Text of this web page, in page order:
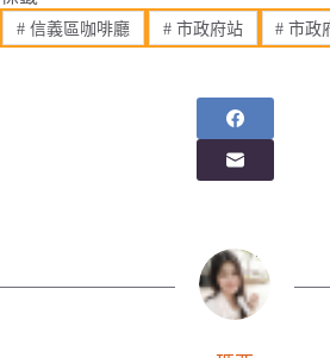
#信義區咖啡廳 #市政府站 # 市政